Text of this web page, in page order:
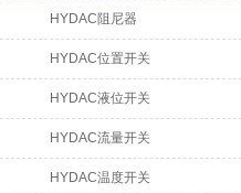
HYDAC阻尼器
HYDAC位置开关
HYDAC液位开关
HYDAC流量开关
HYDAC温度开关